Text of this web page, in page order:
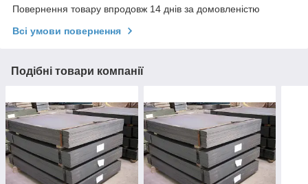
Повернення товару впродовж 14 днів за домовленістю
Всі умови повернення
Подібні товари компанії